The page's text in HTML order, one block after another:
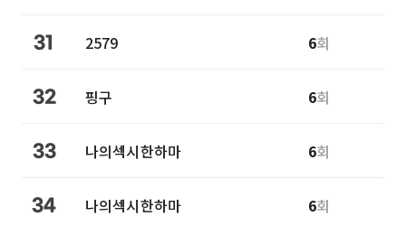
31 2579 6회
32 핑구 6회
33 나의섹시한하마 6회
34 나의섹시한하마 6회